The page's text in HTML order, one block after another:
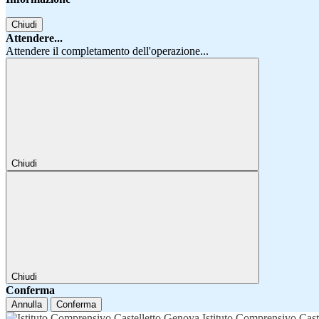
Chiudi
Attendere...
Attendere il completamento dell'operazione...
Chiudi
Chiudi
Conferma
Annulla Conferma